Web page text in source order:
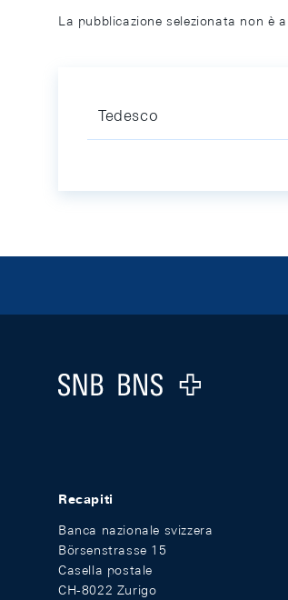
La pubblicazione selezionata non è
Tedesco
Logo
Recapiti
Banca nazionale svizzera
Börsenstrasse 15
Casella postale
CH-8022 Zurigo